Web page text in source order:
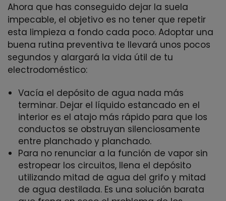
Ahora que has conseguido dejar la suela
impecable, el objetivo es no tener que repetir
esta limpieza a fondo cada poco. Adoptar una
buena rutina preventiva te llevará unos pocos
segundos y alargará la vida útil de tu
electrodoméstico:
Vacía el depósito de agua nada más
terminar. Dejar el líquido estancado en el
interior es el atajo más rápido para que los
conductos se obstruyan silenciosamente
entre planchado y planchado.
Para no renunciar a la función de vapor sin
estropear los circuitos, llena el depósito
utilizando mitad de agua del grifo y mitad
de agua destilada. Es una solución barata